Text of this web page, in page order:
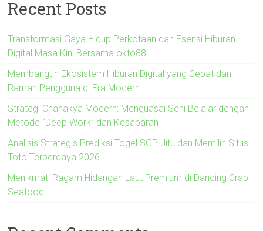
Recent Posts
Transformasi Gaya Hidup Perkotaan dan Esensi Hiburan
Digital Masa Kini Bersama okto88
Membangun Ekosistem Hiburan Digital yang Cepat dan
Ramah Pengguna di Era Modern
Strategi Chanakya Modern: Menguasai Seni Belajar dengan
Metode “Deep Work” dan Kesabaran
Analisis Strategis Prediksi Togel SGP Jitu dan Memilih Situs
Toto Terpercaya 2026
Menikmati Ragam Hidangan Laut Premium di Dancing Crab
Seafood